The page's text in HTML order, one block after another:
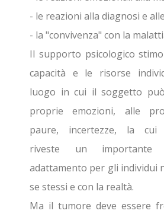
- le reazioni alla diagnosi e
- la "convivenza" con la
Il supporto psicologico
capacità e le risorse
luogo in cui il soggetto
proprie emozioni, alle
paure, incertezze, la cui
riveste un importante
adattamento per gli individui
se stessi e con la realtà.
Ma il tumore deve essere